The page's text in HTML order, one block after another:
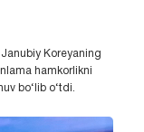
Koreyaning
hamkorlikni
bo‘lib o‘tdi.